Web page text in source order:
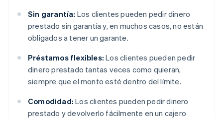
Sin garantía: Los clientes pueden pedir dinero
prestado sin garantía y, en muchos casos, no están
obligados a tener un garante.
Préstamos flexibles: Los clientes pueden pedir
dinero prestado tantas veces como quieran,
siempre que el monto esté dentro del límite.
Comodidad: Los clientes pueden pedir dinero
prestado y devolverlo fácilmente en un cajero